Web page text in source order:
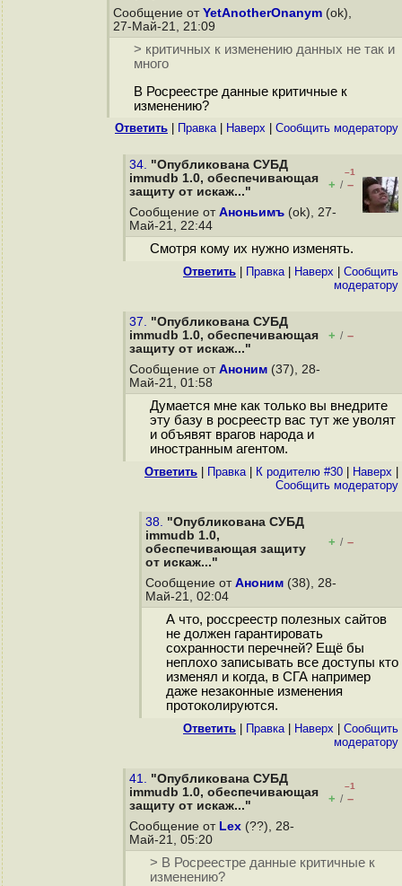
Сообщение от YetAnotherOnanym (ok),
27-Май-21, 21:09
> критичных к изменению данных не так и
много
В Росреестре данные критичные к
изменению?
Ответить Правка| Наверх Cообщить модератору
34. "Опубликована СУБД
immudb 1.0, обеспечивающая
защиту от искаж..."
–1
+ / –
Сообщение от Аноньимъ (ok), 27-
Май-21, 22:44
Смотря кому их нужно изменять.
Ответить Правка| Наверх
Cообщить
модератору
37. "Опубликована СУБД
immudb 1.0, обеспечивающая
защиту от искаж..."
+ / –
Сообщение от Аноним (37), 28-
Май-21, 01:58
Думается мне как только вы внедрите
эту базу в росреестр вас тут же уволят
и объявят врагов народа и
иностранным агентом.
Ответить Правка| К родителю #30 Наверх
Cообщить модератору
38. "Опубликована СУБД
immudb 1.0,
обеспечивающая защиту
от искаж..."
+ / –
Сообщение от Аноним (38), 28-
Май-21, 02:04
А что, россреестр полезных сайтов
не должен гарантировать
сохранности перечней? Ещё бы
неплохо записывать все доступы кто
изменял и когда, в СГА например
даже незаконные изменения
протоколируются.
Ответить Правка| Наверх
Cообщить
модератору
41. "Опубликована СУБД
immudb 1.0, обеспечивающая
защиту от искаж..."
–1
+ / –
Сообщение от Lex (??), 28-
Май-21, 05:20
> В Росреестре данные критичные к
изменению?